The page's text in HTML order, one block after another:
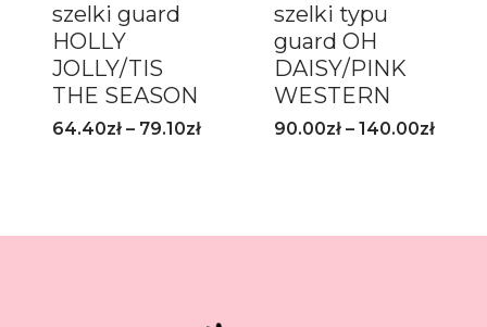
szelki guard
HOLLY
JOLLY/TIS
THE SEASON
64.40zł – 79.10zł
szelki typu
guard OH
DAISY/PINK
WESTERN
90.00zł – 140.00zł